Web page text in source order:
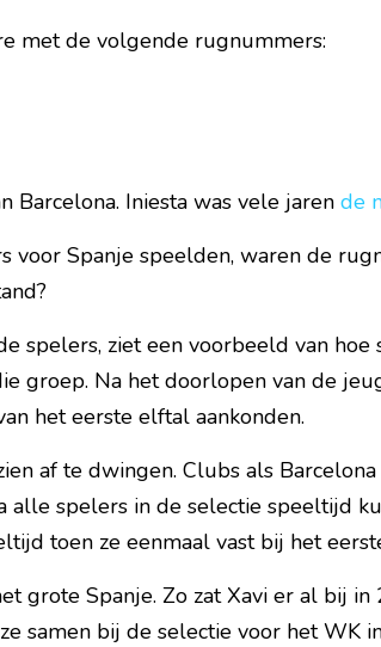
met de volgende rugnummers:
Barcelona. Iniesta was vele jaren de
Spanje speelden, waren de
spelers, ziet een voorbeeld van hoe
groep. Na het doorlopen van de
het eerste elftal aankonden.
af te dwingen. Clubs als
spelers in de selectie speeltijd
toen ze eenmaal vast bij het
grote Spanje. Zo zat Xavi er al bij
samen bij de selectie voor het WK